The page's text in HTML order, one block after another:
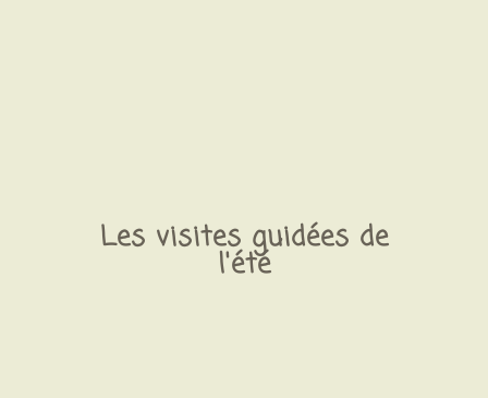
Les visites guidées de
l'été